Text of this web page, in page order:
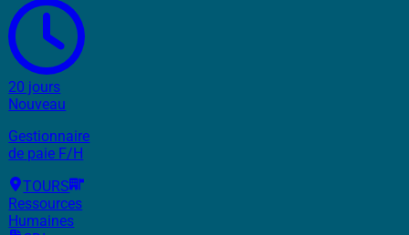
20 jours
Nouveau
Gestionnaire
de paie F/H
TOURS
Ressources
Humaines